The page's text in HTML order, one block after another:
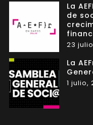
La
de
23
La
1 julio,